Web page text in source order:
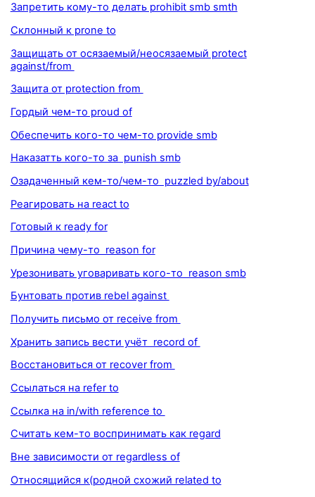
Запретить кому-то делать prohibit smb smth
Склонный к prone to
Защищать от осязаемый/неосязаемый protect
against/from
Защита от protection from
Гордый чем-то proud of
Обеспечить кого-то чем-то provide smb
Наказатть кого-то за punish smb
Озадаченный кем-то/чем-то puzzled by/about
Реагировать на react to
Готовый к ready for
Причина чему-то reason for
Урезонивать уговаривать кого-то reason smb
Бунтовать против rebel against
Получить письмо от receive from
Хранить запись вести учёт record of
Восстановиться от recover from
Ссылаться на refer to
Ссылка на in/with reference to
Считать кем-то воспринимать как regard
Вне зависимости от regardless of
Относящийся к(родной схожий related to